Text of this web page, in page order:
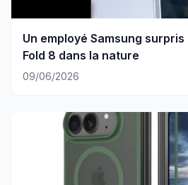
Un employé Samsung
Fold 8 dans la nature
09/06/2026